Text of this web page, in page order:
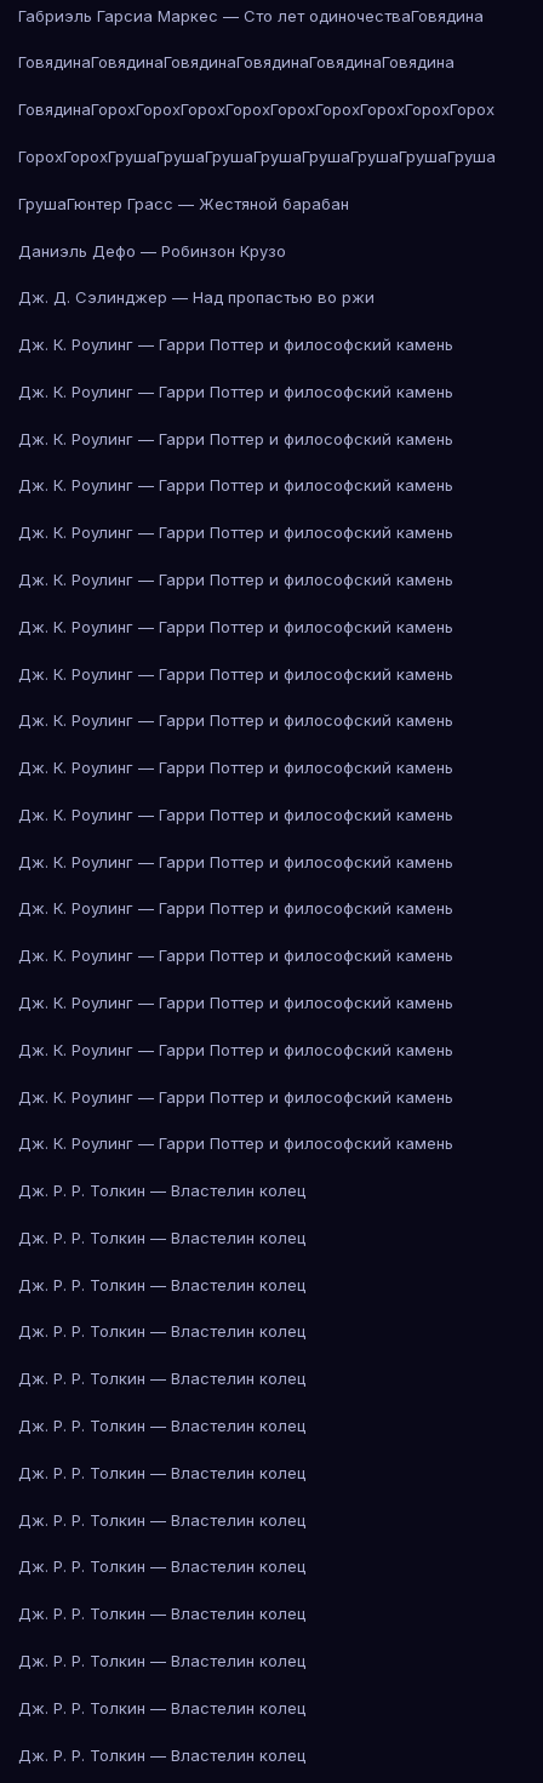
Габриэль Гарсиа Маркес — Сто лет одиночестваГовядина
ГовядинаГовядинаГовядинаГовядинаГовядинаГовядина
ГовядинаГорохГорохГорохГорохГорохГорохГорохГорохГорох
ГорохГорохГрушаГрушаГрушаГрушаГрушаГрушаГрушаГруша
ГрушаГюнтер Грасс — Жестяной барабан
Даниэль Дефо — Робинзон Крузо
Дж. Д. Сэлинджер — Над пропастью во ржи
Дж. К. Роулинг — Гарри Поттер и философский камень
Дж. К. Роулинг — Гарри Поттер и философский камень
Дж. К. Роулинг — Гарри Поттер и философский камень
Дж. К. Роулинг — Гарри Поттер и философский камень
Дж. К. Роулинг — Гарри Поттер и философский камень
Дж. К. Роулинг — Гарри Поттер и философский камень
Дж. К. Роулинг — Гарри Поттер и философский камень
Дж. К. Роулинг — Гарри Поттер и философский камень
Дж. К. Роулинг — Гарри Поттер и философский камень
Дж. К. Роулинг — Гарри Поттер и философский камень
Дж. К. Роулинг — Гарри Поттер и философский камень
Дж. К. Роулинг — Гарри Поттер и философский камень
Дж. К. Роулинг — Гарри Поттер и философский камень
Дж. К. Роулинг — Гарри Поттер и философский камень
Дж. К. Роулинг — Гарри Поттер и философский камень
Дж. К. Роулинг — Гарри Поттер и философский камень
Дж. К. Роулинг — Гарри Поттер и философский камень
Дж. К. Роулинг — Гарри Поттер и философский камень
Дж. Р. Р. Толкин — Властелин колец
Дж. Р. Р. Толкин — Властелин колец
Дж. Р. Р. Толкин — Властелин колец
Дж. Р. Р. Толкин — Властелин колец
Дж. Р. Р. Толкин — Властелин колец
Дж. Р. Р. Толкин — Властелин колец
Дж. Р. Р. Толкин — Властелин колец
Дж. Р. Р. Толкин — Властелин колец
Дж. Р. Р. Толкин — Властелин колец
Дж. Р. Р. Толкин — Властелин колец
Дж. Р. Р. Толкин — Властелин колец
Дж. Р. Р. Толкин — Властелин колец
Дж. Р. Р. Толкин — Властелин колец